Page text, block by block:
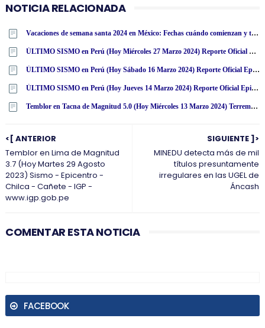
NOTICIA RELACIONADA
Vacaciones de semana santa 2024 en México: Fechas cuándo comienzan y terminan según calendario SEP
ÚLTIMO SISMO en Perú (Hoy Miércoles 27 Marzo 2024) Reporte Oficial Epicentro IGP
ÚLTIMO SISMO en Perú (Hoy Sábado 16 Marzo 2024) Reporte Oficial Epicentro IGP
ÚLTIMO SISMO en Perú (Hoy Jueves 14 Marzo 2024) Reporte Oficial Epicentro IGP
Temblor en Tacna de Magnitud 5.0 (Hoy Miércoles 13 Marzo 2024) Terremoto - Sismo - Epicentro - Calana - IGP - www·igp·gob·pe
SIGUIENTE ]>
MINEDU detecta más de mil
títulos presuntamente
irregulares en las UGEL de
Áncash
<[ ANTERIOR
Temblor en Lima de Magnitud
3.7 (Hoy Martes 29 Agosto
2023) Sismo - Epicentro -
Chilca - Cañete - IGP -
www.igp.gob.pe
COMENTAR ESTA NOTICIA
FACEBOOK